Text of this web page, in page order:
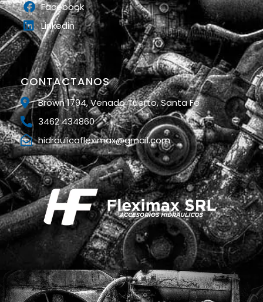
CONTACTANOS
Brown 1794, Venado Tuerto, Santa Fe
3462 434860
hidraulicafleximax@gmail.com
Facebook
Linkedin